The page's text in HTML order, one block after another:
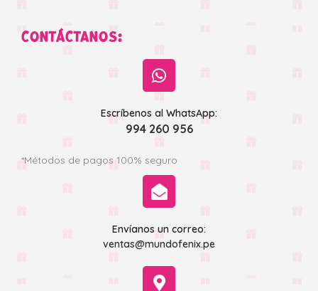
CONTÁCTANOS:
Escríbenos al WhatsApp:
994 260 956
*Métodos de pagos 100% seguro
Envíanos un correo:
ventas@mundofenix.pe